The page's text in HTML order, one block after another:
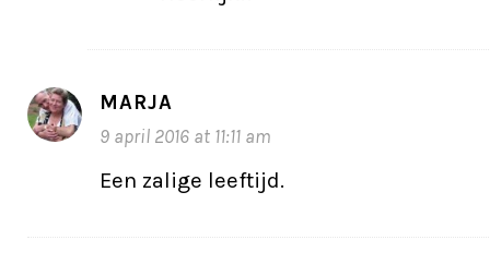
MARJA
9 april 2016 at 11:11 am
Een zalige leeftijd.